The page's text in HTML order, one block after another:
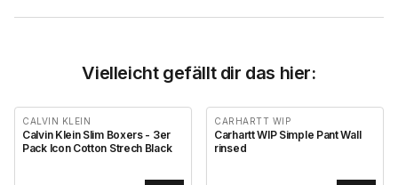
Vielleicht gefällt dir das hier:
CALVIN KLEIN
Calvin Klein Slim Boxers - 3er
Pack Icon Cotton Strech Black
CARHARTT WIP
Carhartt WIP Simple Pant Wall
rinsed